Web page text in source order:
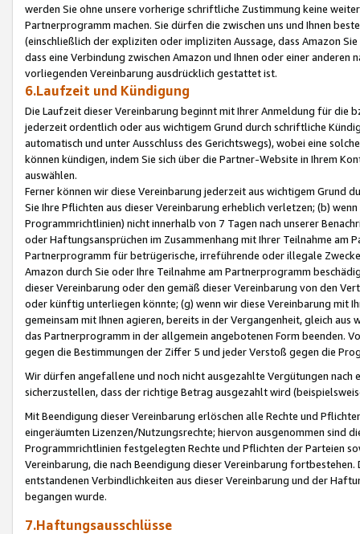
werden Sie ohne unsere vorherige schriftliche Zustimmung keine
Partnerprogramm machen. Sie dürfen die zwischen uns und Ihnen
(einschließlich der expliziten oder impliziten Aussage, dass Amazon
dass eine Verbindung zwischen Amazon und Ihnen oder einer
vorliegenden Vereinbarung ausdrücklich gestattet ist.
6.Laufzeit und Kündigung
Die Laufzeit dieser Vereinbarung beginnt mit Ihrer Anmeldung für die
jederzeit ordentlich oder aus wichtigem Grund durch schriftliche
automatisch und unter Ausschluss des Gerichtswegs), wobei eine
können kündigen, indem Sie sich über die Partner-Website in Ihrem
auswählen.
Ferner können wir diese Vereinbarung jederzeit aus wichtigem Grund
Sie Ihre Pflichten aus dieser Vereinbarung erheblich verletzen; (b)
Programmrichtlinien) nicht innerhalb von 7 Tagen nach unserer
oder Haftungsansprüchen im Zusammenhang mit Ihrer Teilnahme am
Partnerprogramm für betrügerische, irreführende oder illegale
Amazon durch Sie oder Ihre Teilnahme am Partnerprogramm
dieser Vereinbarung oder den gemäß dieser Vereinbarung von den
oder künftig unterliegen könnte; (g) wenn wir diese Vereinbarung mit
gemeinsam mit Ihnen agieren, bereits in der Vergangenheit, gleich
das Partnerprogramm in der allgemein angebotenen Form beenden.
gegen die Bestimmungen der Ziffer 5 und jeder Verstoß gegen die
Wir dürfen angefallene und noch nicht ausgezahlte Vergütungen
sicherzustellen, dass der richtige Betrag ausgezahlt wird
Mit Beendigung dieser Vereinbarung erlöschen alle Rechte und
eingeräumten Lizenzen/Nutzungsrechte; hiervon ausgenommen sind
Programmrichtlinien festgelegten Rechte und Pflichten der Parteien
Vereinbarung, die nach Beendigung dieser Vereinbarung
entstandenen Verbindlichkeiten aus dieser Vereinbarung und der
begangen wurde.
7.Haftungsausschlüsse